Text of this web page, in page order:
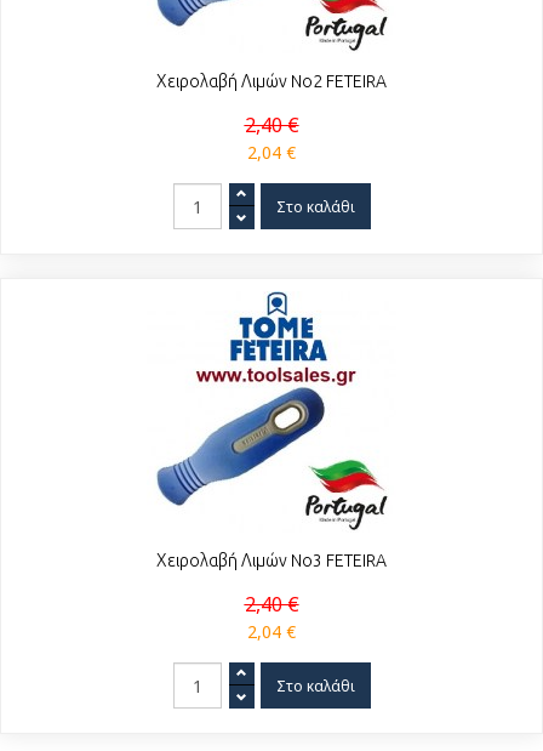
Χειρολαβή Λιμών No2 FETEIRA
2,40 €
2,04 €
Χειρολαβή Λιμών No3 FETEIRA
2,40 €
2,04 €